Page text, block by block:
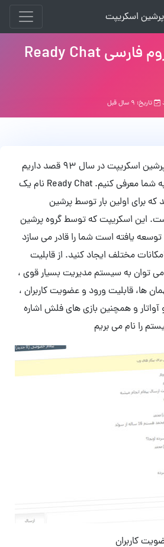
پرشین اسکریپت
اسکریپت چت روم فارسی Ready Chat
تاریخ: ۹ سال قبل
به عنوان سومین عیدی پرشین اسکریپت در سال 93 قصد داریم
یک اسکریپت پر طرفدار به شما معرفی کنیم. Ready Chat نام یک
برای اولین بار توسط پرشین
این اسکریپت که توسط گروه پرشین
یافته است شما را قادر می سازد
مختلف ایجاد کنید. از قابلیت
توان به سیستم مدیریت بسیار قوی ،
ها، قابلیت ورود و عضویت کاربران ،
آواتار و همچنین بازی های فلش اشاره
را نام می بریم
کاربران